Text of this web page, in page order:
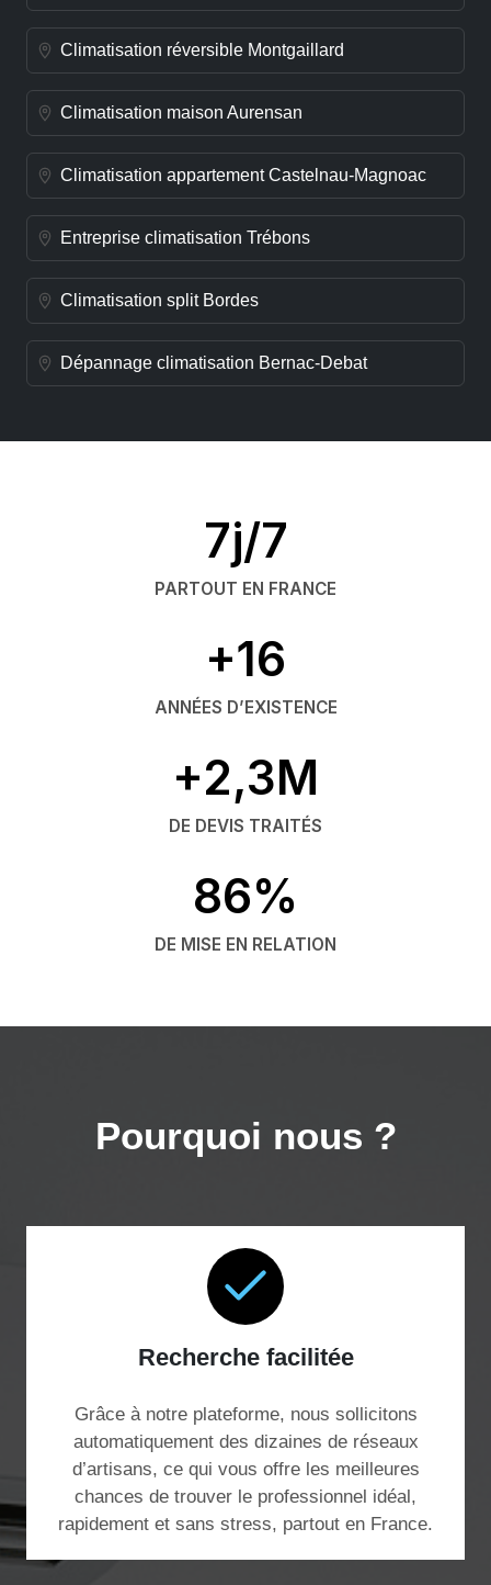
Climatisation réversible Montgaillard
Climatisation maison Aurensan
Climatisation appartement Castelnau-Magnoac
Entreprise climatisation Trébons
Climatisation split Bordes
Dépannage climatisation Bernac-Debat
7j/7
PARTOUT EN FRANCE
+16
ANNÉES D’EXISTENCE
+2,3M
DE DEVIS TRAITÉS
86%
DE MISE EN RELATION
Pourquoi nous ?
Recherche facilitée
Grâce à notre plateforme, nous sollicitons
automatiquement des dizaines de réseaux
d’artisans, ce qui vous offre les meilleures
chances de trouver le professionnel idéal,
rapidement et sans stress, partout en France.